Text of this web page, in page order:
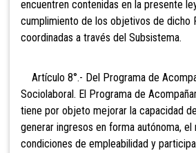
encuentren contenidas en la presente
cumplimiento de los objetivos de dicho
coordinadas a través del Subsistema.
Artículo 8°.- Del Programa de
Sociolaboral. El Programa de
tiene por objeto mejorar la capacidad
generar ingresos en forma autónoma,
condiciones de empleabilidad y